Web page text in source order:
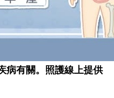
病有關。照護線上提供